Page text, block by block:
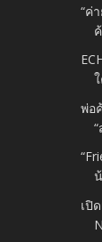
“ค่
พ่อ
เปิ